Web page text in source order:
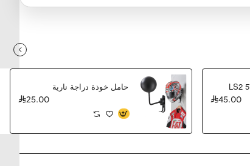
45.00
حامل خوذة دراجة نارية
25.00